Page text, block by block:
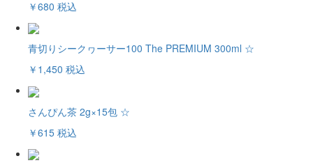
￥680 税込
青切りシークヮーサー100 The PREMIUM 300ml ☆
￥1,450 税込
さんぴん茶 2g×15包 ☆
￥615 税込